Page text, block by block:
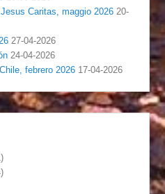
Caritas, maggio 2026 20-
27-04-2026
24-04-2026
febrero 2026 17-04-2026